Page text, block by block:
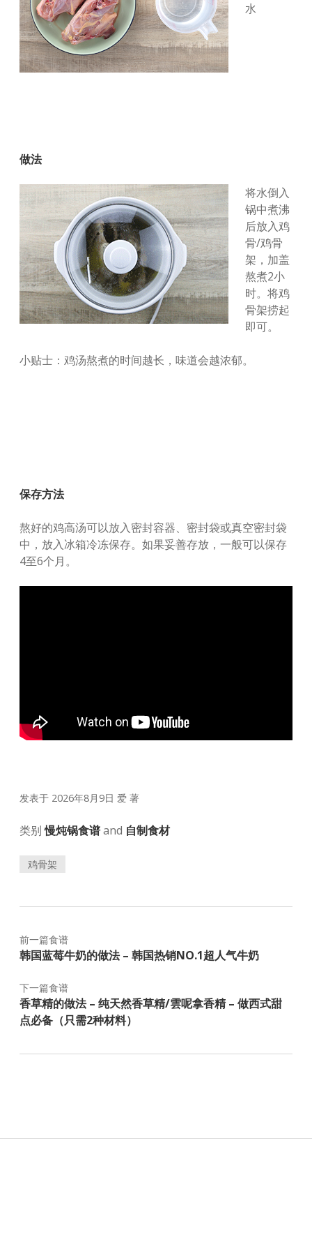
水
做法
将水倒入
锅中煮沸
后放入鸡
骨/鸡骨
架，加盖
熬煮2小
时。将鸡
骨架捞起
即可。
小贴士：鸡汤熬煮的时间越长，味道会越浓郁。
保存方法
熬好的鸡高汤可以放入密封容器、密封袋或真空密封袋
中，放入冰箱冷冻保存。如果妥善存放，一般可以保存
4至6个月。
发表于 2026年8月9日 爱 著
类别慢炖锅食谱and 自制食材
鸡骨架
前一篇食谱
韩国蓝莓牛奶的做法 – 韩国热销NO.1超人气牛奶
下一篇食谱
香草精的做法 – 纯天然香草精/雲呢拿香精 – 做西式甜
点必备（只需2种材料）